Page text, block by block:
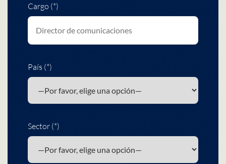
Cargo (*)
País (*)
Sector (*)